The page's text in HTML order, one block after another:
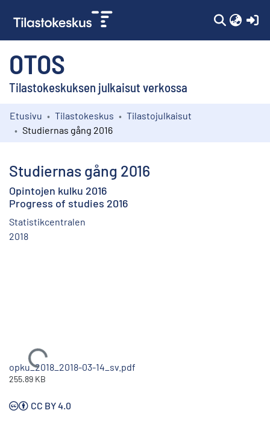
OTOS
Tilastokeskuksen julkaisut verkossa
Kokoelmat
Etusivu Tilastokeskus
Tilastojulkaisut
Studiernas gång 2016
Studiernas gång 2016
Opintojen kulku 2016
Progress of studies 2016
Statistikcentralen
2018
Ladataan...
opku_2018_2018-03-14_sv.pdf
255.89 KB
CC BY 4.0